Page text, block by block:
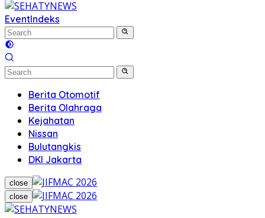
EventIndeks
Berita Otomotif
Berita Olahraga
Kejahatan
Nissan
Bulutangkis
DKI Jakarta
close
close